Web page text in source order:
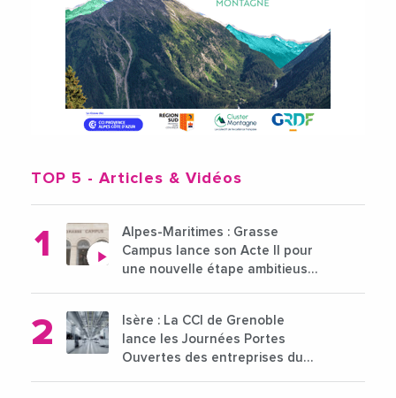
TOP 5 - Articles & Vidéos
Alpes-Maritimes : Grasse
Campus lance son Acte II pour
une nouvelle étape ambitieuse
Isère : La CCI de Grenoble
lance les Journées Portes
Ouvertes des entreprises du